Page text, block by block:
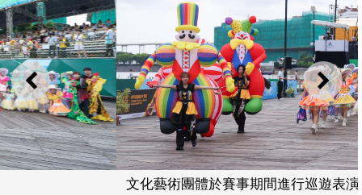
上一則 下一
文化藝術團體於賽事期間進行巡遊表演，助慶氣氛熱烈。